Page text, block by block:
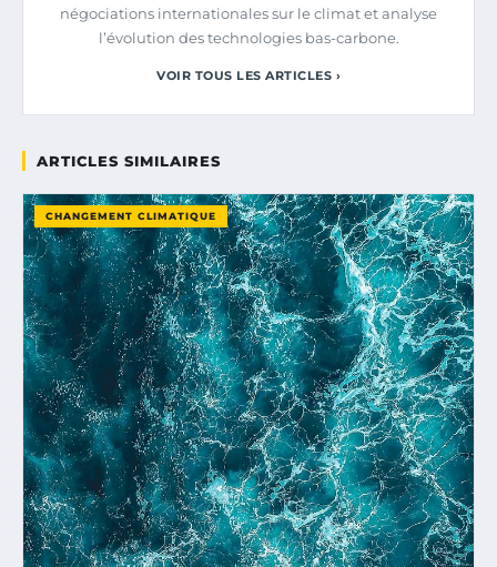
négociations internationales sur le climat et analyse
l’évolution des technologies bas-carbone.
VOIR TOUS LES ARTICLES ›
ARTICLES SIMILAIRES
CHANGEMENT CLIMATIQUE